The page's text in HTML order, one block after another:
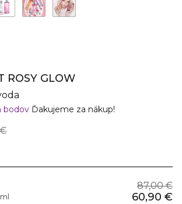
ROSY GLOW
bodov Ďakujeme za nákup!
87,00 €
60,90 €